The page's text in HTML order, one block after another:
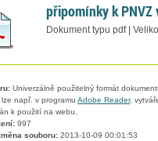
připomínky k
Dokument typu pdf |
Univerzálně použitelný formát
např. v programu Adobe Reader,
k použití na webu.
997
souboru: 2013-10-09 00:01:53